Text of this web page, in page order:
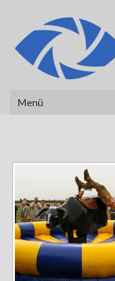
Menü
Albert Hirt
Alexander Werner
Andreas Hecht
Detlef Schmidt
Hanspeter Becker